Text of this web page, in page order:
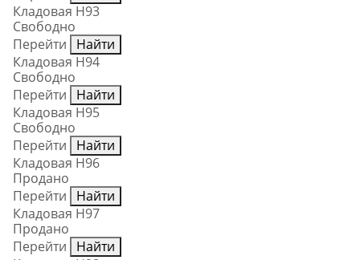
Кладовая Н93
Свободно
Перейти
Найти
Кладовая Н94
Свободно
Перейти
Найти
Кладовая Н95
Свободно
Перейти
Найти
Кладовая Н96
Продано
Перейти
Найти
Кладовая Н97
Продано
Перейти
Найти